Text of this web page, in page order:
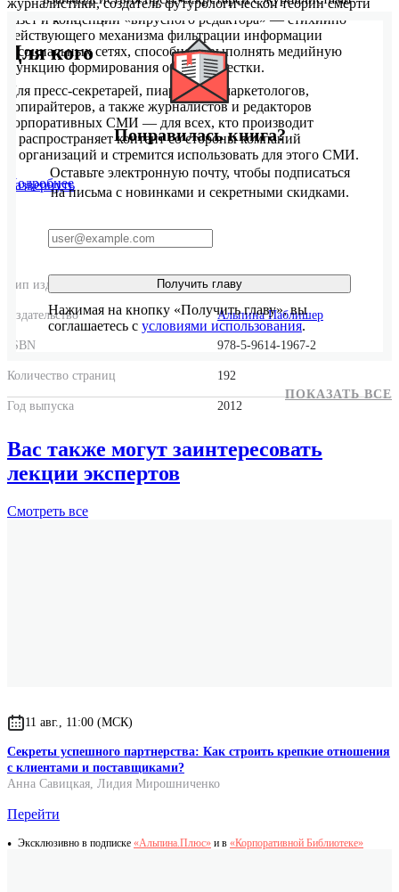
и редакторами.
Для кого
Для пресс-секретарей, пиарщиков, маркетологов,
копирайтеров, а также журналистов и редакторов
корпоративных СМИ — для всех, кто производит
и распространяет контент со стороны компаний
и организаций и стремится использовать для этого СМИ.
Развернуть
журналистики, создатель футурологической теории смерти
газет и концепции «вирусного редактора» — стихийно
действующего механизма фильтрации информации
в социальных сетях, способного выполнять медийную
функцию формирования общей повестки.
Подробнее
Тип издания Мягкая обложка
Издательство Альпина Паблишер
ISBN 978-5-9614-1967-2
Количество страниц 192
Год выпуска 2012
Понравилась книга?
Оставьте электронную почту, чтобы подписаться
на письма с новинками и секретными скидками.
Получить главу
Нажимая на кнопку «Получить главу», вы
соглашаетесь с условиями использования.
ПОКАЗАТЬ ВСЕ
Вас также могут заинтересовать
лекции экспертов
Смотреть все
11 авг., 11:00 (МСК)
Секреты успешного партнерства: Как строить крепкие отношения
с клиентами и поставщиками?
Анна Савицкая, Лидия Мирошниченко
Перейти
Эксклюзивно в подписке «Альпина.Плюс» и в «Корпоративной Библиотеке»